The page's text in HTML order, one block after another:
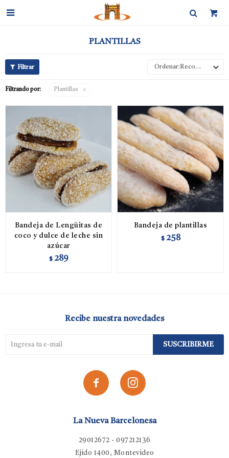

PLANTILLAS
Recomendados
Filtrando por: Plantillas
Bandeja de Lengüitas de
coco y dulce de leche sin
azúcar
$ 289
Bandeja de plantillas
$ 258
La Nueva Barcelonesa
29012672 - 097212136
Ejido 1400, Montevideo
Recibe nuestra novedades
SUSCRIBIRME
 